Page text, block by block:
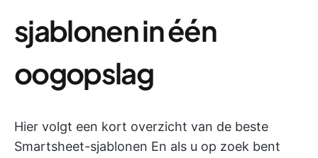
sjablonen in één
oogopslag
Hier volgt een kort overzicht van de beste
Smartsheet-sjablonen En als u op zoek bent